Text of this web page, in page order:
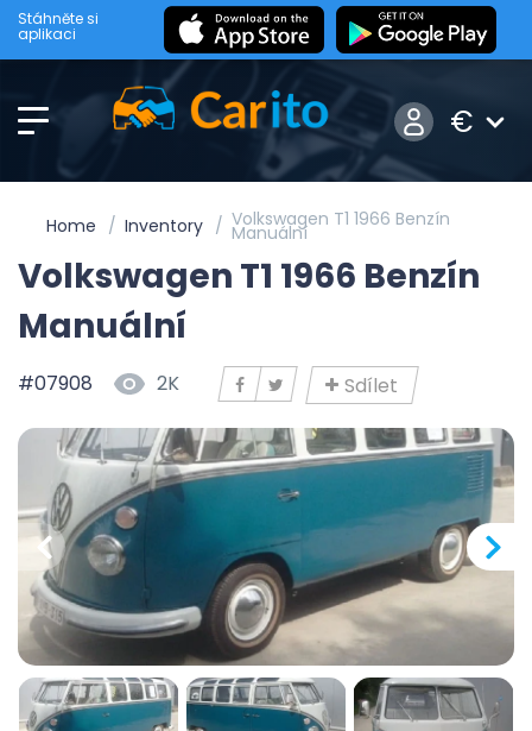
Stáhněte si
aplikaci
€
Home Inventory Volkswagen T1 1966 Benzín
Manuální
Volkswagen T1 1966 Benzín
Manuální
#07908 2K Sdílet